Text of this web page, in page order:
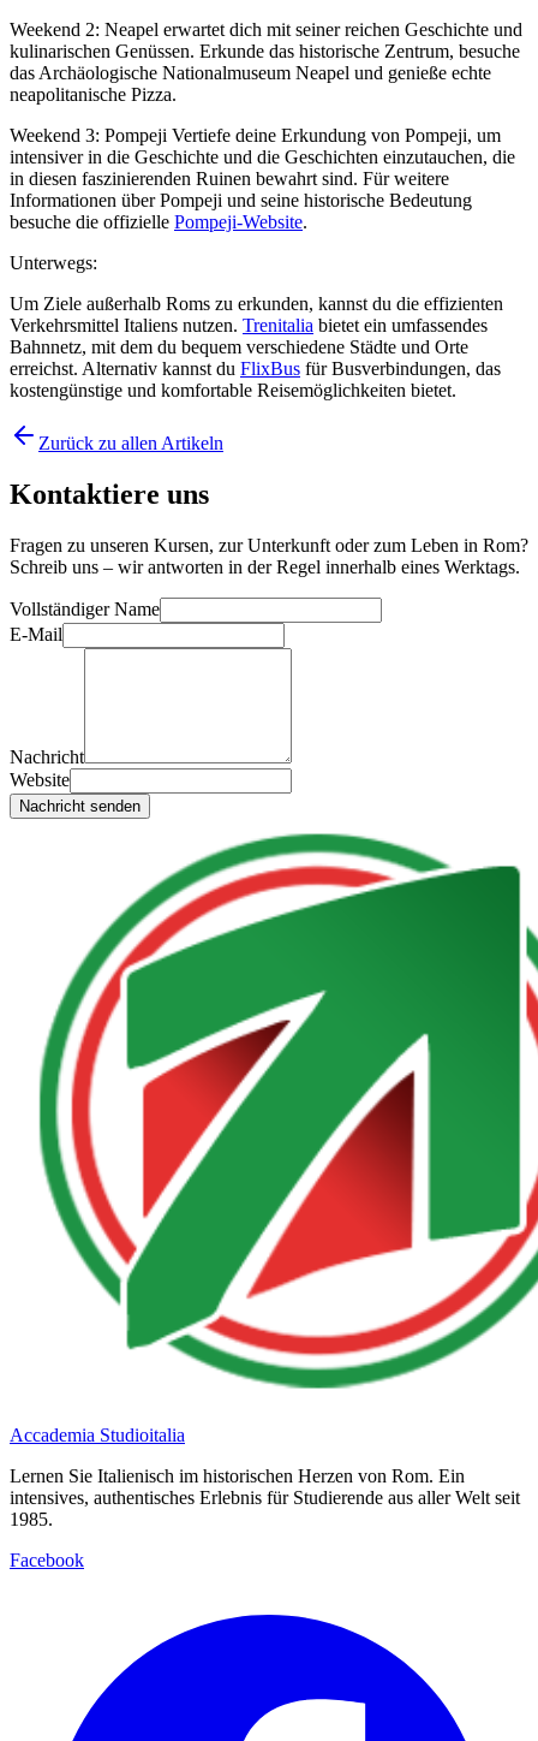
Weekend 2: Neapel erwartet dich mit seiner reichen Geschichte und
kulinarischen Genüssen. Erkunde das historische Zentrum, besuche
das Archäologische Nationalmuseum Neapel und genieße echte
neapolitanische Pizza.
Weekend 3: Pompeji Vertiefe deine Erkundung von Pompeji, um
intensiver in die Geschichte und die Geschichten einzutauchen, die
in diesen faszinierenden Ruinen bewahrt sind. Für weitere
Informationen über Pompeji und seine historische Bedeutung
besuche die offizielle Pompeji-Website.
Unterwegs:
Um Ziele außerhalb Roms zu erkunden, kannst du die effizienten
Verkehrsmittel Italiens nutzen. Trenitalia bietet ein umfassendes
Bahnnetz, mit dem du bequem verschiedene Städte und Orte
erreichst. Alternativ kannst du FlixBus für Busverbindungen, das
kostengünstige und komfortable Reisemöglichkeiten bietet.
Zurück zu allen Artikeln
Kontaktiere uns
Fragen zu unseren Kursen, zur Unterkunft oder zum Leben in Rom?
Schreib uns – wir antworten in der Regel innerhalb eines Werktags.
Vollständiger Name
E-Mail
Nachricht
Website
Nachricht senden
Accademia Studioitalia
Lernen Sie Italienisch im historischen Herzen von Rom. Ein
intensives, authentisches Erlebnis für Studierende aus aller Welt seit
1985.
Facebook